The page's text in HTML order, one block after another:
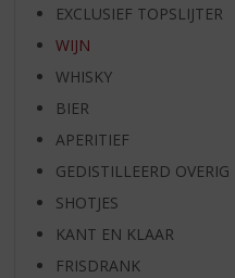
EXCLUSIEF TOPSLIJTER
WIJN
WHISKY
BIER
APERITIEF
GEDISTILLEERD OVERIG
SHOTJES
KANT EN KLAAR
FRISDRANK